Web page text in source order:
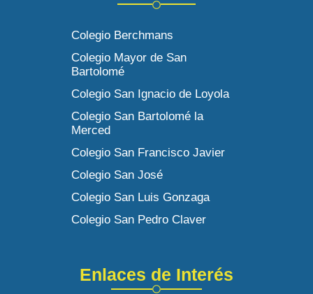
Colegio Berchmans
Colegio Mayor de San
Bartolomé
Colegio San Ignacio de Loyola
Colegio San Bartolomé la
Merced
Colegio San Francisco Javier
Colegio San José
Colegio San Luis Gonzaga
Colegio San Pedro Claver
Enlaces de Interés